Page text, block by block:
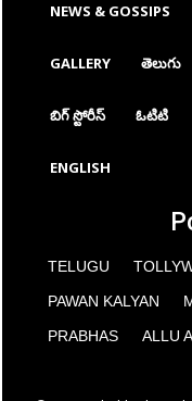
NEWS & GOSSIPS
GALLERY తెలుగు
బిగ్ స్టోరీస్ ఓటిటి
ENGLISH
TELUGU
PAWAN KALYAN
PRABHAS
ALLU